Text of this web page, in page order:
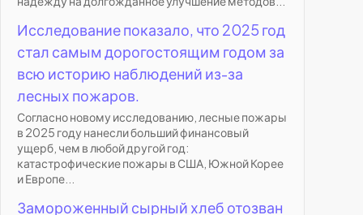
Исследование показало, что 2025 год
стал самым дорогостоящим годом за
всю историю наблюдений из-за
лесных пожаров.
Согласно новому исследованию, лесные пожары
в 2025 году нанесли больший финансовый
ущерб, чем в любой другой год:
катастрофические пожары в США, Южной Корее
и Европе...
Замороженный сырный хлеб отозван